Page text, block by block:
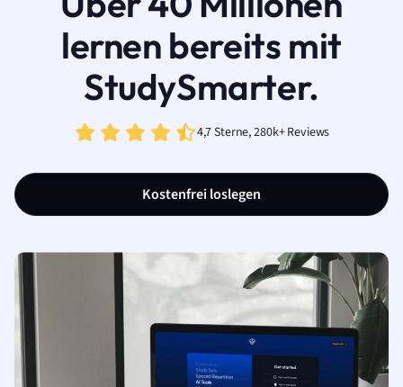
lernen bereits mit
StudySmarter.
4,7 Sterne, 280k+ Reviews
Kostenfrei loslegen